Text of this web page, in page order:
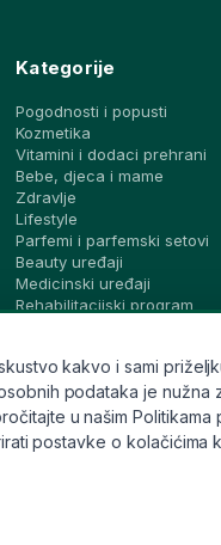
Kategorije
Pogodnosti i popusti
Kozmetika
Vitamini i dodaci prehrani
Bebe, djeca i mame
Zdravlje
Lifestyle
Parfemi i parfemski setovi
Beauty uređaji
Medicinski uređaji
Rehabilitacijski program
kakvo i sami
podataka je
u našim
postavke o